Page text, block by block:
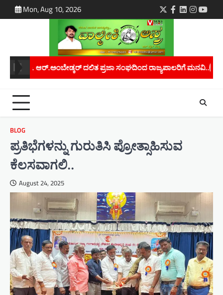
to
Mon, Aug 10, 2026 Twitter
Facebook
LinkedIn
ಸಂಘದಿಂದ ರಾಜ್ಯಪಾಲರಿಗೆ ಮನವಿ.. ಮಾನವ ಕಳ್ಳಸಾಗಾಣಿಕೆ ತಡೆಗೆ
BLOG
ಪ್ರತಿಭೆಗಳನ್ನು ಗುರುತಿಸಿ ಪ್ರೋತ್ಸಾಹಿಸುವ
ಕೆಲಸವಾಗಲಿ..
August 24, 2025